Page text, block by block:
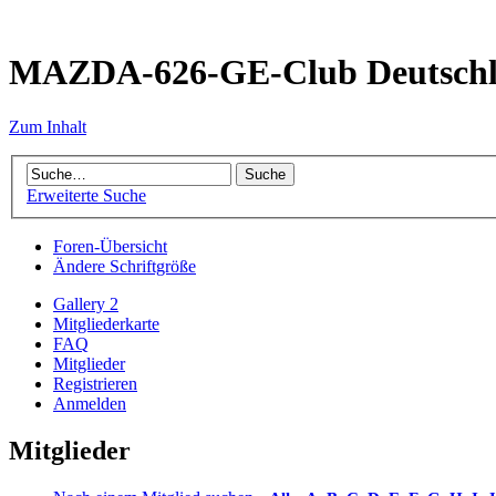
MAZDA-626-GE-Club
Zum Inhalt
Erweiterte Suche
Foren-Übersicht
Ändere Schriftgröße
Gallery 2
Mitgliederkarte
FAQ
Mitglieder
Registrieren
Anmelden
Mitglieder